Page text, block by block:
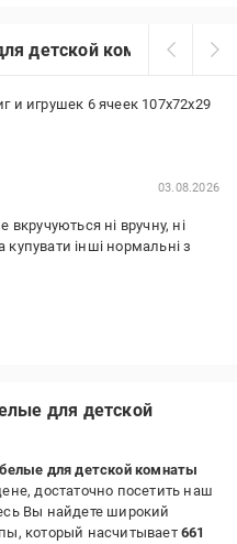
детской комнаты
и игрушек 6 ячеек 107х72х29
03.08.2026
ні вручну, ні
інші нормальні з
для детской
для детской комнаты
достаточно посетить наш
Вы найдете широкий
который насчитывает661